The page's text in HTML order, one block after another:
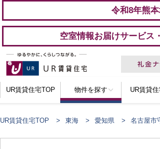
令和8年熊
空室情報お届けサービス
UR賃貸住宅TOP 物件を探す UR賃貸
UR賃貸住宅TOP 東海 愛知県 名古屋市